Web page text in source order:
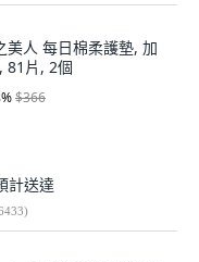
美人 每日棉柔護墊, 加
81片, 2個
%$366
計送達
)